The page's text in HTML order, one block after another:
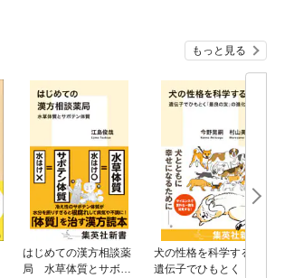
もっと見る
はじめての漢方相談薬
局 水草体質とサボテ
犬の性格を科学する
遺伝子でひもとく「最